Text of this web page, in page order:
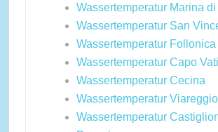
Wassertemperatur Marina
Wassertemperatur San
Wassertemperatur Follonica
Wassertemperatur Capo
Wassertemperatur Cecina
Wassertemperatur Viareggio
Wassertemperatur